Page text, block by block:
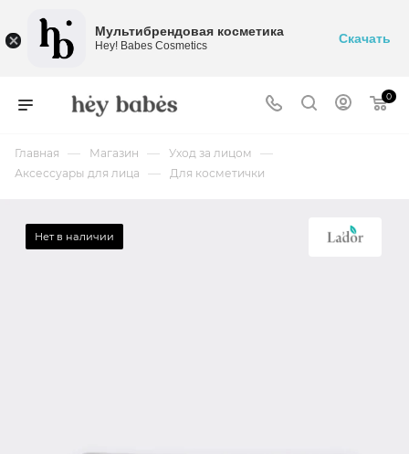
0
Главная — Магазин — Уход за лицом —
Аксессуары для лица — Для косметички
Нет в наличии
Мультибрендовая косметика
Hey! Babes Cosmetics Скачать